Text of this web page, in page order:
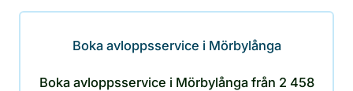
Boka avloppsservice i Mörbylånga
Boka avloppsservice i Mörbylånga från 2 458